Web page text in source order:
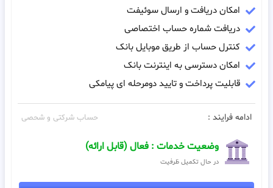
امکان دریافت و ارسال سوئیفت
دریافت شماره حساب اختصاصی
کنترل حساب از طریق موبایل بانک
امکان دسترسی به اینترنت بانک
قابلیت پرداخت و تایید دومرحله ای پیامکی
ادامه فرایند : حساب شرکتی و شحصی
وضعیت خدمات : فعال (قابل ارائه)
در حال تکمیل ظرفیت